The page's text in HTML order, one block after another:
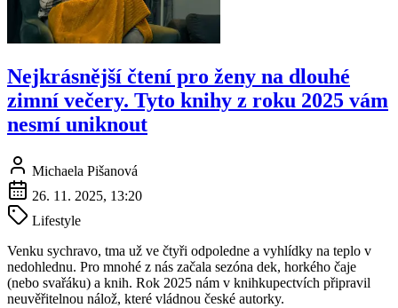
Nejkrásnější čtení pro ženy na dlouhé
zimní večery. Tyto knihy z roku 2025 vám
nesmí uniknout
Michaela Pišanová
26. 11. 2025, 13:20
Lifestyle
Venku sychravo, tma už ve čtyři odpoledne a vyhlídky na teplo v
nedohlednu. Pro mnohé z nás začala sezóna dek, horkého čaje
(nebo svařáku) a knih. Rok 2025 nám v knihkupectvích připravil
neuvěřitelnou nálož, které vládnou české autorky.